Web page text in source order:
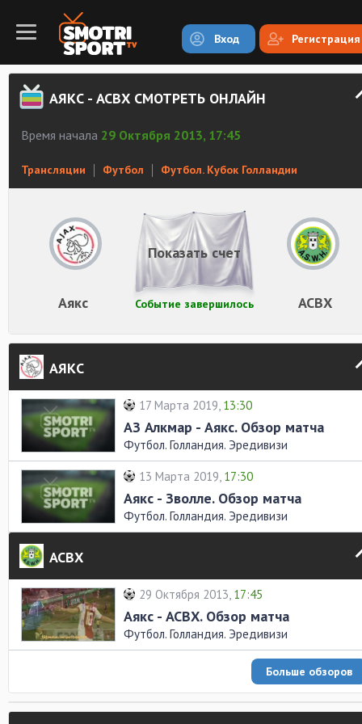
Вход Регистрация
АЯКС - АСВХ СМОТРЕТЬ ОНЛАЙН
Время начала 29 Октября 2013, 17:45
Трансляции Футбол Футбол. Кубок Голландии
Аякс АСВХ
Событие завершилось
Показать счет
АЯКС
17 Марта 2019, 13:30
АЗ Алкмар - Аякс. Обзор матча
Футбол. Голландия. Эредивизи
13 Марта 2019, 17:30
Аякс - Зволле. Обзор матча
Футбол. Голландия. Эредивизи
АСВХ
29 Октября 2013, 17:45
Аякс - АСВХ. Обзор матча
Футбол. Голландия. Эредивизи
Больше обзоров